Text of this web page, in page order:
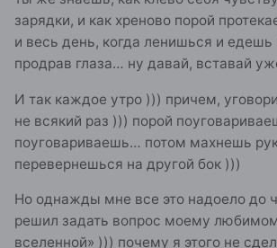
зарядки, и как хреново порой
и весь день, когда ленишься и едешь
продрав глаза… ну давай, вставай
И так каждое утро ))) причем,
не всякий раз ))) порой
поуговариваешь… потом махнешь
перевернешься на другой бок )))
Но однажды мне все это надоело до
решил задать вопрос моему
вселенной» ))) почему я этого не